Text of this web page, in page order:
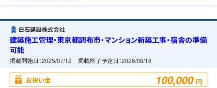
白石建設株式会社
建築施工管理・東京都調布市・マンション新築工事・宿舎の準備
可能
掲載開始日：2025/07/12 掲載終了予定日：2026/08/18
お祝い金 100,000 円